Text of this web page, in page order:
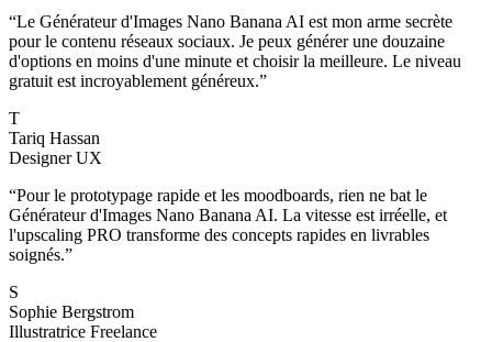
“Le Générateur d'Images Nano Banana AI est mon arme secrète
pour le contenu réseaux sociaux. Je peux générer une douzaine
d'options en moins d'une minute et choisir la meilleure. Le niveau
gratuit est incroyablement généreux.”
T
Tariq Hassan
Designer UX
“Pour le prototypage rapide et les moodboards, rien ne bat le
Générateur d'Images Nano Banana AI. La vitesse est irréelle, et
l'upscaling PRO transforme des concepts rapides en livrables
soignés.”
S
Sophie Bergstrom
Illustratrice Freelance